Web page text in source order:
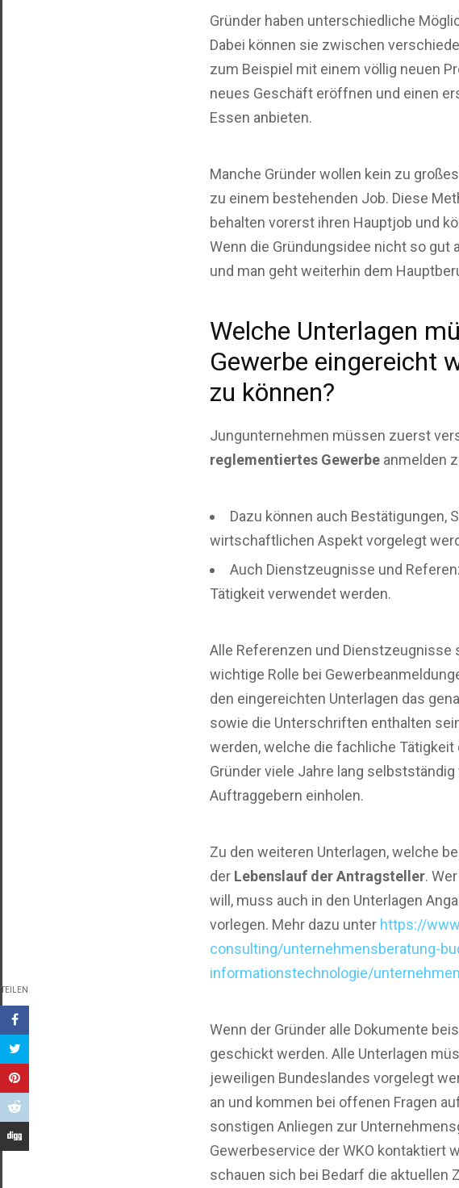
TEILEN
Gründer haben unterschiedliche
Dabei können sie zwischen
zum Beispiel mit einem völlig neuen
neues Geschäft eröffnen und einen
Essen anbieten.
Manche Gründer wollen kein zu
zu einem bestehenden Job. Diese
behalten vorerst ihren Hauptjob und
Wenn die Gründungsidee nicht so gut
und man geht weiterhin dem
Welche Unterlagen
Gewerbe eingereicht
zu können?
Jungunternehmen müssen zuerst
reglementiertes Gewerbe anmelden
Dazu können auch
wirtschaftlichen Aspekt vorgelegt
Auch Dienstzeugnisse und
Tätigkeit verwendet werden.
Alle Referenzen und Dienstzeugnisse
wichtige Rolle bei
den eingereichten Unterlagen das
sowie die Unterschriften enthalten
werden, welche die fachliche
Gründer viele Jahre lang
Auftraggebern einholen.
Zu den weiteren Unterlagen, welche
der Lebenslauf der Antragsteller.
will, muss auch in den Unterlagen
vorlegen. Mehr dazu unter https://
consulting/unternehmensberatung-
informationstechnologie/
Wenn der Gründer alle Dokumente
geschickt werden. Alle Unterlagen
jeweiligen Bundeslandes vorgelegt
an und kommen bei offenen Fragen
sonstigen Anliegen zur
Gewerbeservice der WKO kontaktiert
schauen sich bei Bedarf die aktuellen